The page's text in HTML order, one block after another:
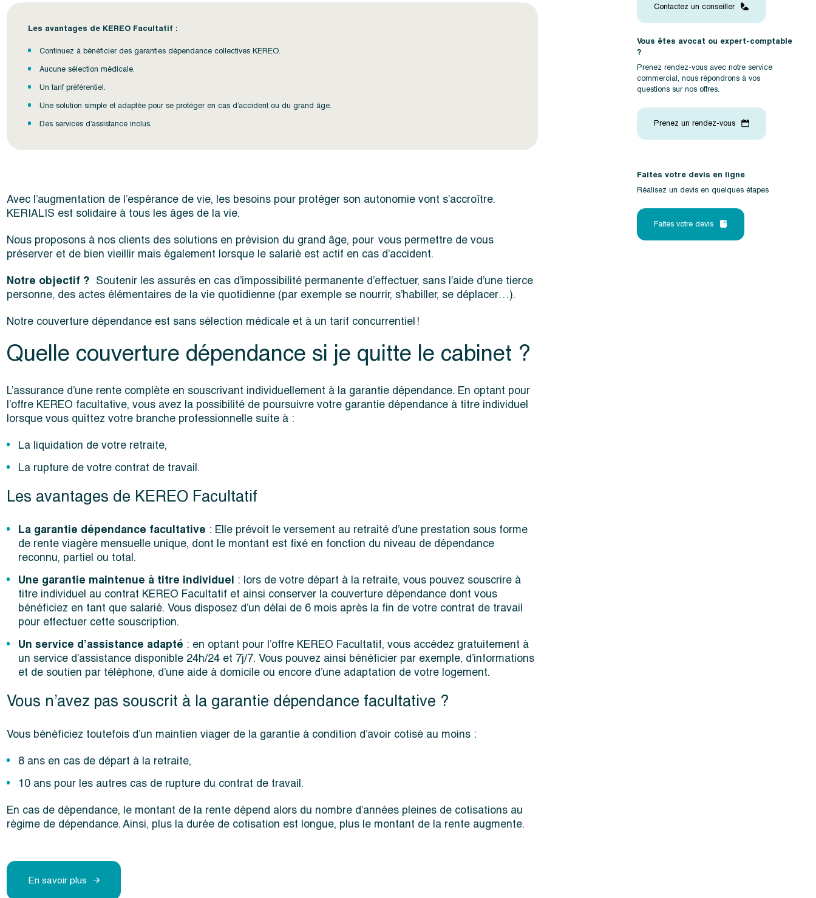
Les avantages de KEREO Facultatif :
Continuez à bénéficier des garanties dépendance collectives KEREO.
Aucune sélection médicale.
Un tarif préférentiel.
Une solution simple et adaptée pour se protéger en cas d’accident ou du grand âge.
Des services d’assistance inclus.
Avec l’augmentation de l’espérance de vie, les besoins pour protéger son autonomie vont s’accroître.
KERIALIS est solidaire à tous les âges de la vie.
Nous proposons à nos clients des solutions en prévision du grand âge, pour vous permettre de vous
préserver et de bien vieillir mais également lorsque le salarié est actif en cas d’accident.
Notre objectif ? Soutenir les assurés en cas d’impossibilité permanente d’effectuer, sans l’aide d’une tierce
personne, des actes élémentaires de la vie quotidienne (par exemple se nourrir, s’habiller, se déplacer…).
Notre couverture dépendance est sans sélection médicale et à un tarif concurrentiel !
Quelle couverture dépendance si je quitte le cabinet ?
L’assurance d’une rente complète en souscrivant individuellement à la garantie dépendance. En optant pour
l’offre KEREO facultative, vous avez la possibilité de poursuivre votre garantie dépendance à titre individuel
lorsque vous quittez votre branche professionnelle suite à :
La liquidation de votre retraite,
La rupture de votre contrat de travail.
Les avantages de KEREO Facultatif
La garantie dépendance facultative : Elle prévoit le versement au retraité d’une prestation sous forme
de rente viagère mensuelle unique, dont le montant est fixé en fonction du niveau de dépendance
reconnu, partiel ou total.
Une garantie maintenue à titre individuel : lors de votre départ à la retraite, vous pouvez souscrire à
titre individuel au contrat KEREO Facultatif et ainsi conserver la couverture dépendance dont vous
bénéficiez en tant que salarié. Vous disposez d’un délai de 6 mois après la fin de votre contrat de travail
pour effectuer cette souscription.
Un service d’assistance adapté : en optant pour l’offre KEREO Facultatif, vous accédez gratuitement à
un service d’assistance disponible 24h/24 et 7j/7. Vous pouvez ainsi bénéficier par exemple, d’informations
et de soutien par téléphone, d’une aide à domicile ou encore d’une adaptation de votre logement.
Vous n’avez pas souscrit à la garantie dépendance facultative ?
Vous bénéficiez toutefois d’un maintien viager de la garantie à condition d’avoir cotisé au moins :
8 ans en cas de départ à la retraite,
10 ans pour les autres cas de rupture du contrat de travail.
En cas de dépendance, le montant de la rente dépend alors du nombre d’années pleines de cotisations au
régime de dépendance. Ainsi, plus la durée de cotisation est longue, plus le montant de la rente augmente.
En savoir plus
Contactez un conseiller
Vous êtes avocat ou expert-comptable
?
Prenez rendez-vous avec notre service
commercial, nous répondrons à vos
questions sur nos offres.
Prenez un rendez-vous
Faites votre devis en ligne
Réalisez un devis en quelques étapes
Faites votre devis